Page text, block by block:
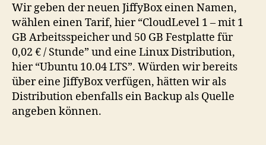
Wir geben der neuen JiffyBox einen Namen,
wählen einen Tarif, hier “CloudLevel 1 – mit 1
GB Arbeitsspeicher und 50 GB Festplatte für
0,02 € / Stunde” und eine Linux Distribution,
hier “Ubuntu 10.04 LTS”. Würden wir bereits
über eine JiffyBox verfügen, hätten wir als
Distribution ebenfalls ein Backup als Quelle
angeben können.